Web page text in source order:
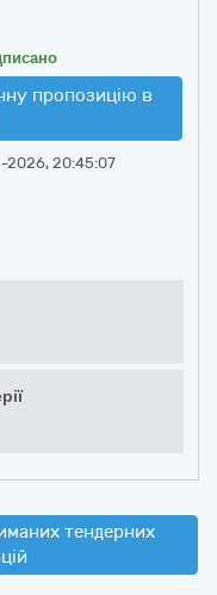
пропозицію в
2026, 20:45:07
тендерних